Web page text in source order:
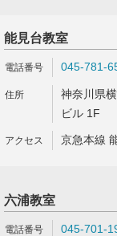
能見台教室
045-781-
神奈川県
ビル 1F
京急本線
六浦教室
045-701-